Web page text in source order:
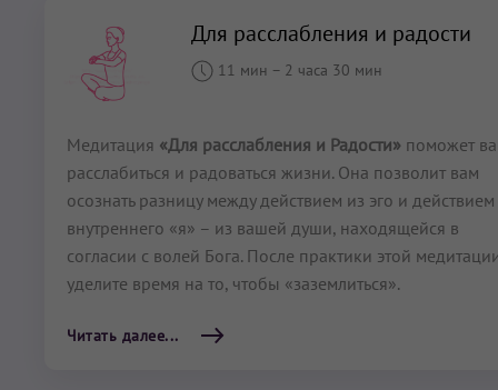
Для расслабления и радости
11 мин – 2 часа 30 мин
Медитация «Для расслабления и Радости» поможет
расслабиться и радоваться жизни. Она позволит вам
осознать разницу между действием из эго и действием
внутреннего «я» – из вашей души, находящейся в
согласии с волей Бога. После практики этой
уделите время на то, чтобы «заземлиться».
Читать далее...